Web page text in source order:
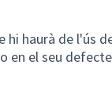
haurà de l'ús
en el seu